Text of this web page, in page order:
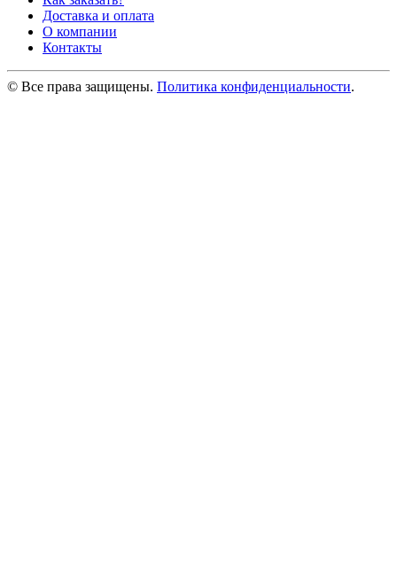
Доставка и оплата
О компании
Контакты
© Все права защищены. Политика конфиденциальности.